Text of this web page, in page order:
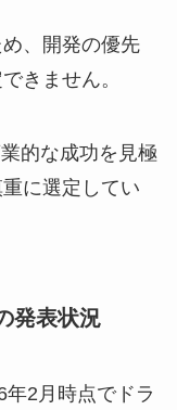
、開発の優先
きません。
的な成功を見極
に選定してい
発表状況
2月時点でドラ